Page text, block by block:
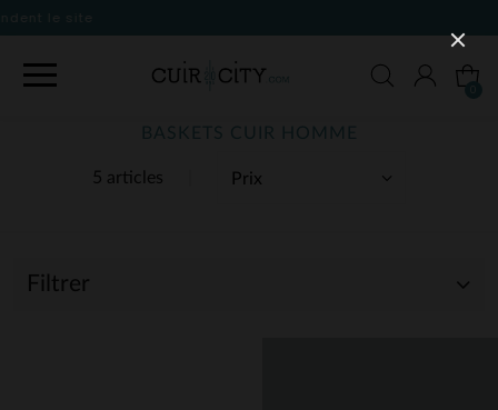
5 articles
BASKETS CUIR HOMME
Filtrer